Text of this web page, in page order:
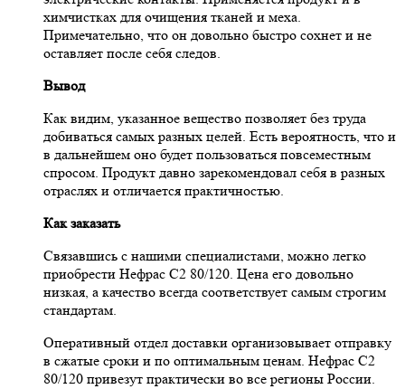
химчистках для очищения тканей и меха.
Примечательно, что он довольно быстро сохнет и не
оставляет после себя следов.
Вывод
Как видим, указанное вещество позволяет без труда
добиваться самых разных целей. Есть вероятность, что и
в дальнейшем оно будет пользоваться повсеместным
спросом. Продукт давно зарекомендовал себя в разных
отраслях и отличается практичностью.
Как заказать
Связавшись с нашими специалистами, можно легко
приобрести Нефрас С2 80/120. Цена его довольно
низкая, а качество всегда соответствует самым строгим
стандартам.
Оперативный отдел доставки организовывает отправку
в сжатые сроки и по оптимальным ценам. Нефрас С2
80/120 привезут практически во все регионы России.